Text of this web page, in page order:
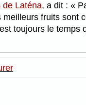
de Laténa, a dit :
fruits sont
toujours le temps